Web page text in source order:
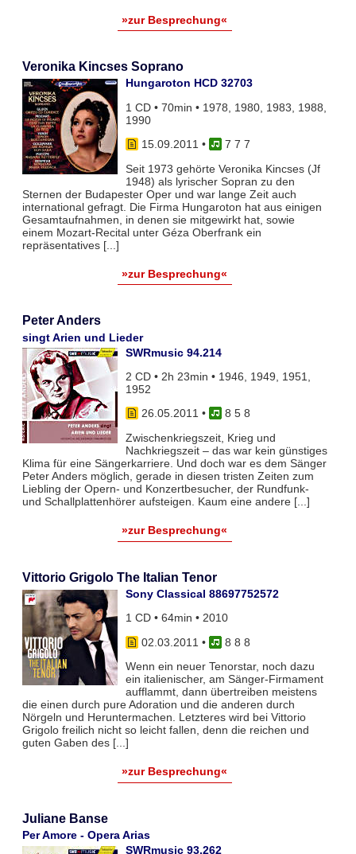
»zur Besprechung«
Veronika Kincses Soprano
Hungaroton HCD 32703
1 CD • 70min • 1978, 1980, 1983, 1988,
1990
15.09.2011 •
7 7 7
Seit 1973 gehörte Veronika Kincses (Jf
1948) als lyrischer Sopran zu den
Sternen der Budapester Oper und war lange Zeit auch
international gefragt. Die Firma Hungaroton hat aus einigen
Gesamtaufnahmen, in denen sie mitgewirkt hat, sowie
einem Mozart-Recital unter Géza Oberfrank ein
repräsentatives [...]
»zur Besprechung«
Peter Anders
singt Arien und Lieder
SWRmusic 94.214
2 CD • 2h 23min • 1946, 1949, 1951,
1952
26.05.2011 •
8 5 8
Zwischenkriegszeit, Krieg und
Nachkriegszeit – das war kein günstiges
Klima für eine Sängerkarriere. Und doch war es dem Sänger
Peter Anders möglich, gerade in diesen tristen Zeiten zum
Liebling der Opern- und Konzertbesucher, der Rundfunk-
und Schallplattenhörer aufsteigen. Kaum eine andere [...]
»zur Besprechung«
Vittorio Grigolo The Italian Tenor
Sony Classical 88697752572
1 CD • 64min • 2010
02.03.2011 •
8 8 8
Wenn ein neuer Tenorstar, noch dazu
ein italienischer, am Sänger-Firmament
aufflammt, dann übertreiben meistens
die einen durch pure Adoration und die anderen durch
Nörgeln und Heruntermachen. Letzteres wird bei Vittorio
Grigolo freilich nicht so leicht fallen, denn die reichen und
guten Gaben des [...]
»zur Besprechung«
Juliane Banse
Per Amore - Opera Arias
SWRmusic 93.262